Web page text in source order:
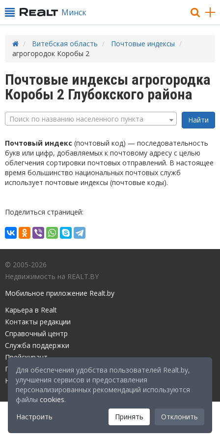
Для обеспечения удобства пользователей Realt.by,
улучшения сервисов и предоставления
персонализированных рекомендаций используются
файлы cookies.
Настроить
Принять Отклонить
Минск
Витебская область
Почтовые индексы
агрогородок Коробы 2
Почтовые индексы агрогородка
Коробы 2 Глубокского района
Поиск по названию населенного пункта
Почтовый индекс (почтовый код) — последовательность
букв или цифр, добавляемых к почтовому адресу с целью
облегчения сортировки почтовых отправлений. В настоящее
время большинство национальных почтовых служб
использует почтовые индексы (почтовые коды).
Поделиться страницей:
© 2005-2026
Недвижимость на REALT.BY
Мобильное приложение Realt.by
Карьера в Realt
Контакты редакции
Справочный центр
Служба поддержки
Прейскурант
Правовые документы
Настройка файлов cookies